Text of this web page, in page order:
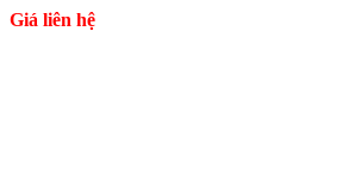
Giá liên hệ